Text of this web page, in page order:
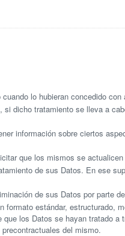
lo hubieran concedido
dicho tratamiento se lleva a
información sobre ciertos
que los mismos se actualicen
de sus Datos. En ese
de sus Datos por parte
formato estándar, estructurado,
los Datos se hayan tratado
del mismo.